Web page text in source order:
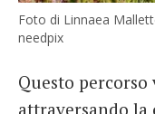
Foto di Linnaea
needpix
Questo
attraversando la